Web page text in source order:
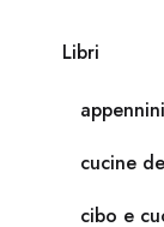
Libri
cucine
cibo e